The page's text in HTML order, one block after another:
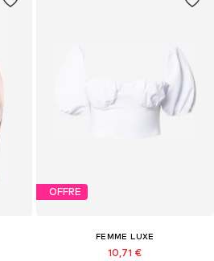
OFFRE
FEMME LUXE
10,71 €